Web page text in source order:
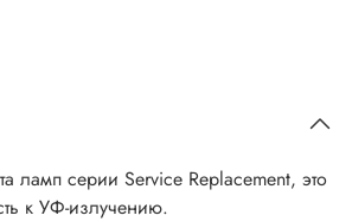
ламп серии Service Replacement, это
к УФ-излучению.